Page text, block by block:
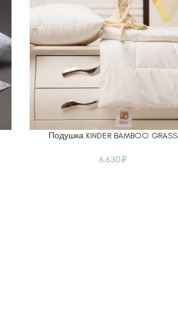
ЧИТАТЬ ДАЛЕЕ
Подушка KINDER BAMBOO GRASS
6.630₽